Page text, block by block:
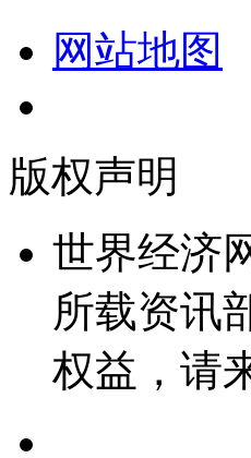
网站地图
版权声明
世界经济
所载资讯
权益，请